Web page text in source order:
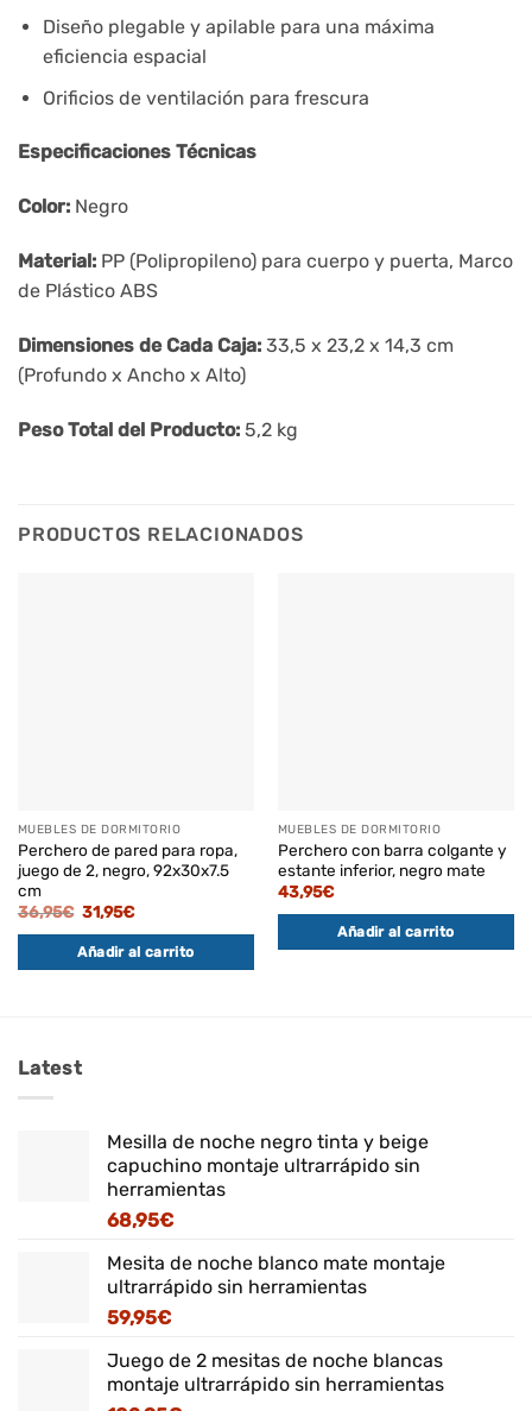
Diseño plegable y apilable para una máxima
eficiencia espacial
Orificios de ventilación para frescura
Especificaciones Técnicas
Color: Negro
Material: PP (Polipropileno) para cuerpo y puerta, Marco
de Plástico ABS
Dimensiones de Cada Caja: 33,5 x 23,2 x 14,3 cm
(Profundo x Ancho x Alto)
Peso Total del Producto: 5,2 kg
PRODUCTOS RELACIONADOS
MUEBLES DE DORMITORIO
Perchero de pared para ropa,
juego de 2, negro, 92x30x7.5
cm
36,95€ El
original
era:
36,95€.
31,95€El
actual
es:
31,95€.
Añadir al carrito
MUEBLES DE DORMITORIO
Perchero con barra colgante y
estante inferior, negro mate
43,95€
Añadir al carrito
Latest
Mesilla de noche negro tinta y beige
capuchino montaje ultrarrápido sin
herramientas
68,95€
Mesita de noche blanco mate montaje
ultrarrápido sin herramientas
59,95€
Juego de 2 mesitas de noche blancas
montaje ultrarrápido sin herramientas